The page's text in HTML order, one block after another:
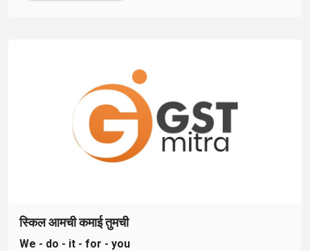
स्किल आमची कमाई तुमची
We - do - it - for - you